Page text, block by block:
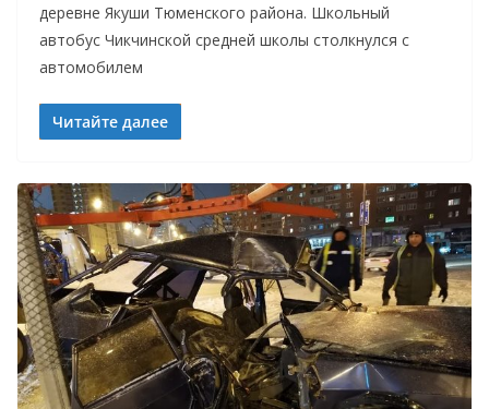
деревне Якуши Тюменского района. Школьный
автобус Чикчинской средней школы столкнулся с
автомобилем
Читайте далее